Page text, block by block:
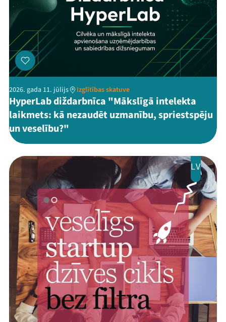
2026. gada 11. jūlijs Izglītības skatuve
HyperLab diždarbnīca "Mākslīgā intelekta
laikmets: kā nezaudēt uzmanību, spriestspēju
un veselību?"
LV